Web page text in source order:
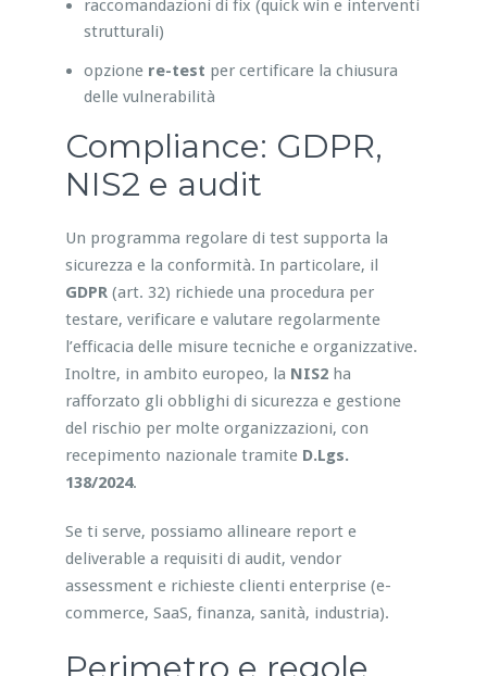
raccomandazioni di fix (quick win e interventi
strutturali)
opzione re-test per certificare la chiusura
delle vulnerabilità
Compliance: GDPR,
NIS2 e audit
Un programma regolare di test supporta la
sicurezza e la conformità. In particolare, il
GDPR(art. 32) richiede una procedura per
testare, verificare e valutare regolarmente
l’efficacia delle misure tecniche e organizzative.
Inoltre, in ambito europeo, la NIS2ha
rafforzato gli obblighi di sicurezza e gestione
del rischio per molte organizzazioni, con
recepimento nazionale tramite D.Lgs.
138/2024.
Se ti serve, possiamo allineare report e
deliverable a requisiti di audit, vendor
assessment e richieste clienti enterprise (e-
commerce, SaaS, finanza, sanità, industria).
Perimetro e regole